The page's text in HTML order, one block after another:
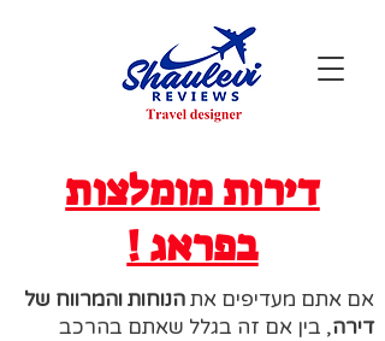
דירות מומלצות
בפראג !
אם אתם מעדיפים אתהנוחות והמרווח של
דירה, בין אם זה בגלל שאתם בהרכב